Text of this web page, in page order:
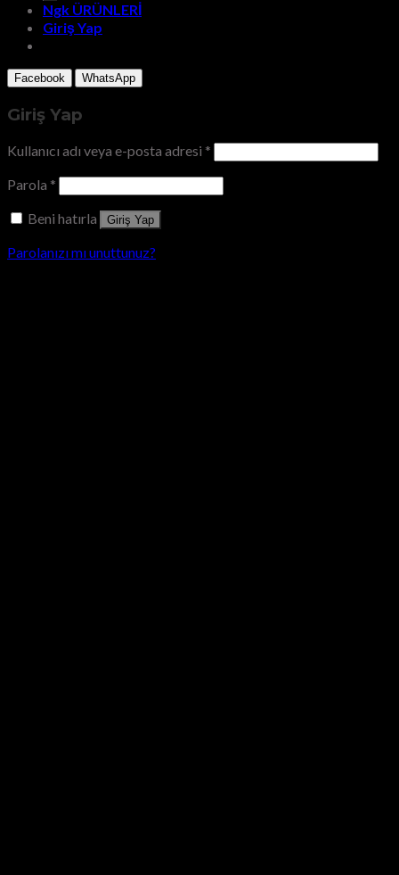
Ngk ÜRÜNLERİ
Giriş Yap
Facebook WhatsApp
Giriş Yap
Kullanıcı adı veya e-posta adresi *
Parola *
Beni hatırla
Giriş Yap
Parolanızı mı unuttunuz?